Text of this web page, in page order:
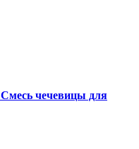
Смесь чечевицы для